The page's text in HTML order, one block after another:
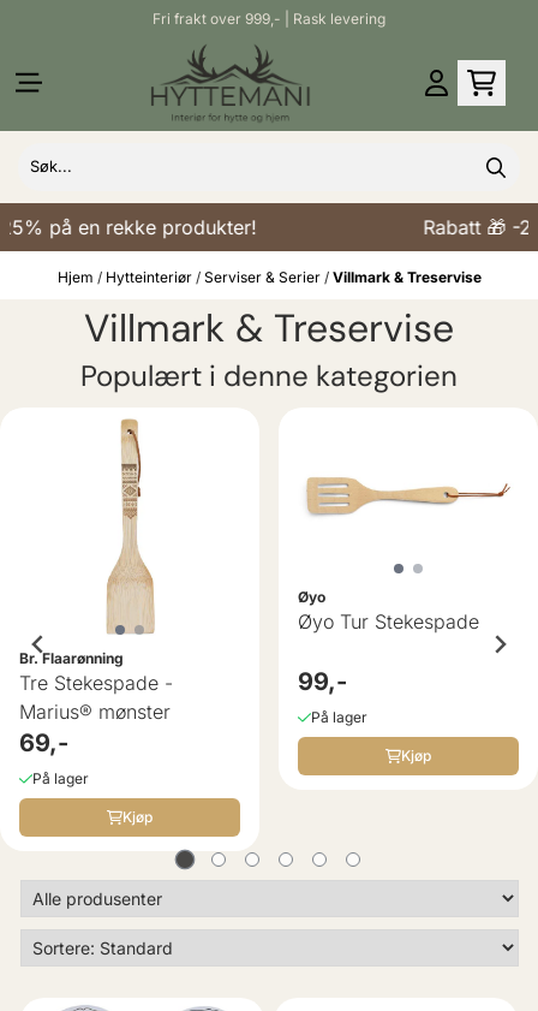
Fri frakt over 999,- | Rask levering
på en rekke produkter! Rabatt 🎁 -
Hjem / Hytteinteriør / Serviser & Serier / Villmark & Treservise
Villmark & Treservise
Populært i denne kategorien
Br. Flaarønning
Tre Stekespade -
Marius® mønster
69,-
På lager
Kjøp
Øyo
Øyo Tur Stekespade
99,-
På lager
Kjøp